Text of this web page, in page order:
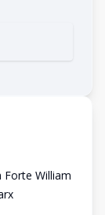
Forte William